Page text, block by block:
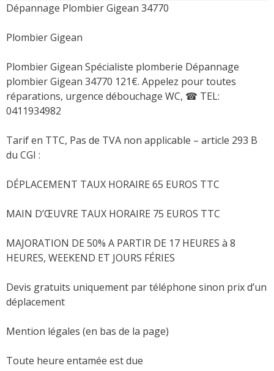
Dépannage Plombier Gigean 34770
Plombier Gigean
Plombier Gigean Spécialiste plomberie Dépannage
plombier Gigean 34770 121€. Appelez pour toutes
réparations, urgence débouchage WC, ☎ TEL:
0411934982
Tarif en TTC, Pas de TVA non applicable – article 293 B
du CGI :
DÉPLACEMENT TAUX HORAIRE 65 EUROS TTC
MAIN D’ŒUVRE TAUX HORAIRE 75 EUROS TTC
MAJORATION DE 50% A PARTIR DE 17 HEURES à 8
HEURES, WEEKEND ET JOURS FÉRIES
Devis gratuits uniquement par téléphone sinon prix d’un
déplacement
Mention légales (en bas de la page)
Toute heure entamée est due